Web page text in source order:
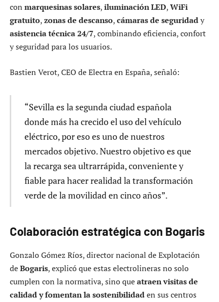
con marquesinas solares,iluminación LED,WiFi
gratuito,zonas de descanso,cámaras de seguridady
asistencia técnica 24/7, combinando eficiencia, confort
y seguridad para los usuarios.
Bastien Verot, CEO de Electra en España, señaló:
“Sevilla es la segunda ciudad española
donde más ha crecido el uso del vehículo
eléctrico, por eso es uno de nuestros
mercados objetivo. Nuestro objetivo es que
la recarga sea ultrarrápida, conveniente y
fiable para hacer realidad la transformación
verde de la movilidad en cinco años”.
Colaboración estratégica con Bogaris
Gonzalo Gómez Ríos, director nacional de Explotación
deBogaris, explicó que estas electrolineras no solo
cumplen con la normativa, sino queatraen visitas de
calidad y fomentan la sostenibilidaden sus centros